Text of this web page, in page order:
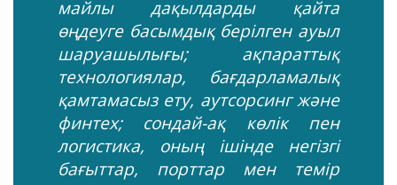
майлы дақылдарды қайта
өңдеуге басымдық берілген ауыл
шаруашылығы; ақпараттық
технологиялар, бағдарламалық
қамтамасыз ету, аутсорсинг және
финтех; сондай-ақ көлік пен
логистика, оның ішінде негізгі
бағыттар, порттар мен темір